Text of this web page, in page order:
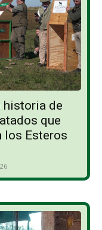
historia de
que
los Esteros